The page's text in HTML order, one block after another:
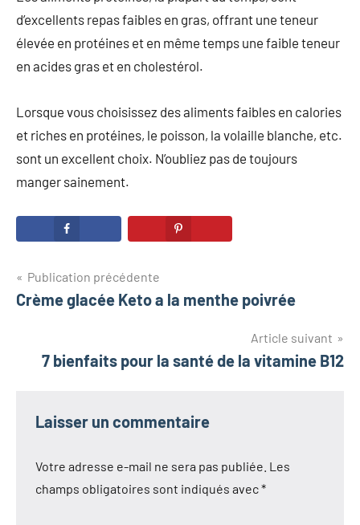
d’excellents repas faibles en gras, offrant une teneur
élevée en protéines et en même temps une faible teneur
en acides gras et en cholestérol.
Lorsque vous choisissez des aliments faibles en calories
et riches en protéines, le poisson, la volaille blanche, etc.
sont un excellent choix. N’oubliez pas de toujours
manger sainement.
Navigation
de
Publication précédente
Crème glacée Keto a la menthe poivrée
Article suivant
7 bienfaits pour la santé de la vitamine B12
Laisser un commentaire
Votre adresse e-mail ne sera pas publiée. Les
champs obligatoires sont indiqués avec*